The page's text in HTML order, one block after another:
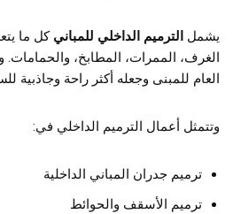
يشمل الترميم الداخلي للمباني كل ما
الغرف، الممرات، المطابخ،
العام للمبنى وجعله أكثر راحة وجاذبية
وتتمثل أعمال الترميم الداخلي في:
ترميم جدران المباني الداخلية
ترميم الأسقف والحوائط